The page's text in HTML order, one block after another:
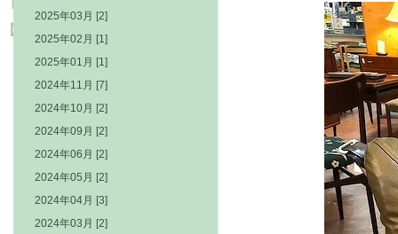
2025年03月 [2]
2025年02月 [1]
2025年01月 [1]
2024年11月 [7]
2024年10月 [2]
2024年09月 [2]
2024年06月 [2]
2024年05月 [2]
2024年04月 [3]
2024年03月 [2]